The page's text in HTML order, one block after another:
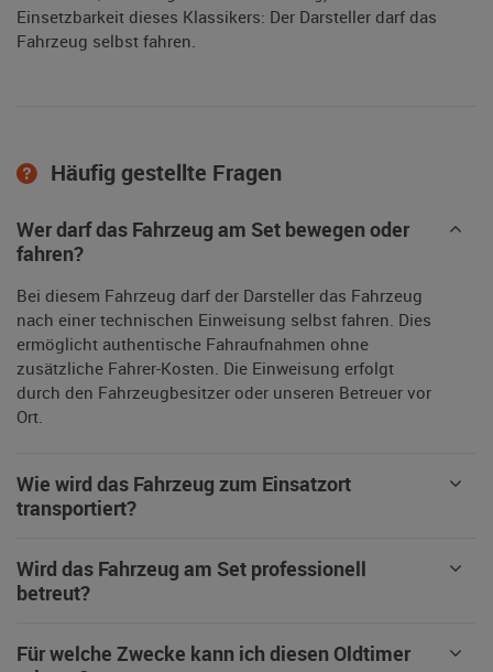
Einsetzbarkeit dieses Klassikers: Der Darsteller darf das
Fahrzeug selbst fahren.
Häufig gestellte Fragen
Wer darf das Fahrzeug am Set bewegen oder
fahren?
Bei diesem Fahrzeug darf der Darsteller das Fahrzeug
nach einer technischen Einweisung selbst fahren. Dies
ermöglicht authentische Fahraufnahmen ohne
zusätzliche Fahrer-Kosten. Die Einweisung erfolgt
durch den Fahrzeugbesitzer oder unseren Betreuer vor
Ort.
Wie wird das Fahrzeug zum Einsatzort
transportiert?
Wird das Fahrzeug am Set professionell
betreut?
Für welche Zwecke kann ich diesen Oldtimer